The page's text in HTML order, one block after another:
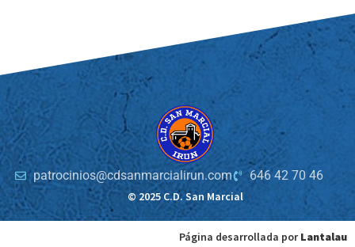
patrocinios@cdsanmarcialirun.com
646 42 70 46
© 2025 C.D. San Marcial
Página desarrollada porLantalau